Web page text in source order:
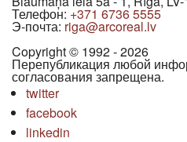
Телефон: +371 6736 5555
Э-почта: riga@arcoreal.lv
Copyright © 1992 - 2026
Перепубликация любой
согласования запрещена.
twitter
facebook
linkedin